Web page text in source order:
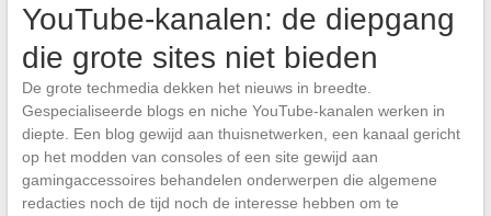
YouTube-kanalen: de diepgang
die grote sites niet bieden
De grote techmedia dekken het nieuws in breedte.
Gespecialiseerde blogs en niche YouTube-kanalen werken in
diepte. Een blog gewijd aan thuisnetwerken, een kanaal gericht
op het modden van consoles of een site gewijd aan
gamingaccessoires behandelen onderwerpen die algemene
redacties noch de tijd noch de interesse hebben om te